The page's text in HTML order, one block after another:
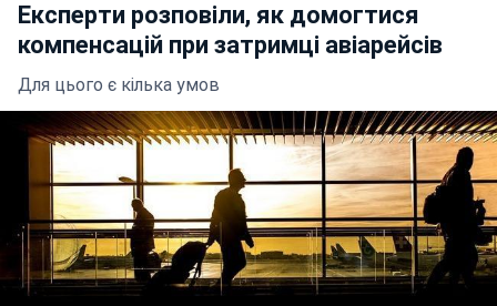
Експерти розповіли, як домогтися
компенсацій при затримці авіарейсів
Для цього є кілька умов